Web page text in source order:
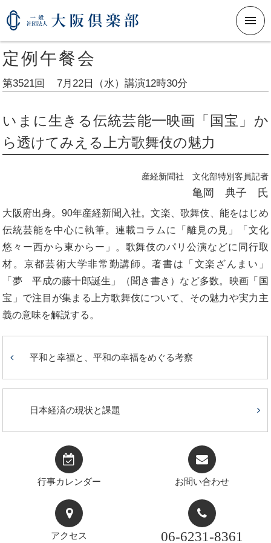
メニ
定例午餐会
第3521回 7月22日（水）講演12時30分
いまに生きる伝統芸能━映画「国宝」か
ら透けてみえる上方歌舞伎の魅力
産経新聞社 文化部特別客員記者
亀岡 典子 氏
大阪府出身。90年産経新聞入社。文楽、歌舞伎、能をはじめ
伝統芸能を中心に執筆。連載コラムに「離見の見」「文化
悠々ー西から東からー」。歌舞伎のパリ公演などに同行取
材。京都芸術大学非常勤講師。著書は「文楽ざんまい」
「夢 平成の藤十郎誕生」（聞き書き）など多数。映画「国
宝」で注目が集まる上方歌舞伎について、その魅力や実力主
義の意味を解説する。
平和と幸福と、平和の幸福をめぐる考察
日本経済の現状と課題
行事カレンダー お問い合わせ
アクセス 06-6231-8361